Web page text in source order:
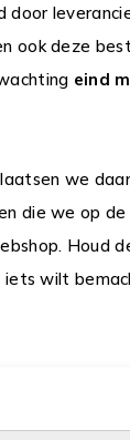
ook deze
eind
we
die we op de
Houd
wilt